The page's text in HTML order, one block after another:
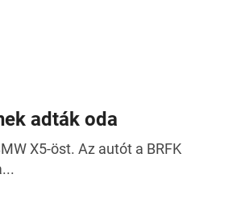
adták oda
X5-öst. Az autót a BRFK